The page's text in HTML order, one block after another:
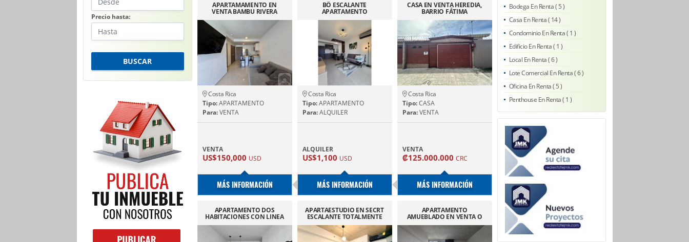
Precio hasta:
BUSCAR
APARTAMAMENTO EN
VENTA BAMBU RIVERA
Costa Rica
Tipo:APARTAMENTO
Para:VENTA
VENTA
US$150,000 USD
MÁS INFORMACIÓN
BÖ ESCALANTE
APARTAMENTO
AMUEBLADO.
Costa Rica
Tipo:APARTAMENTO
Para:ALQUILER
ALQUILER
US$1,100 USD
MÁS INFORMACIÓN
CASA EN VENTA HEREDIA,
BARRIO FÁTIMA
Costa Rica
Tipo:CASA
Para:VENTA
VENTA
₡125.000.000 CRC
MÁS INFORMACIÓN
APARTAMENTO DOS
HABITACIONES CON LINEA
BLANCA SKY GARDEN.
APARTAESTUDIO EN SECRT
ESCALANTE TOTALMENTE
EQUIPADO.
APARTAMENTO
AMUEBLADO EN VENTA O
ALQUILER SECRET SABANA
Bodega En Renta ( 5 )
Casa En Renta ( 14 )
Condominio En Renta ( 1 )
Edificio En Renta ( 1 )
Local En Renta ( 6 )
Lote Comercial En Renta ( 6 )
Oficina En Renta ( 5 )
Penthouse En Renta ( 1 )